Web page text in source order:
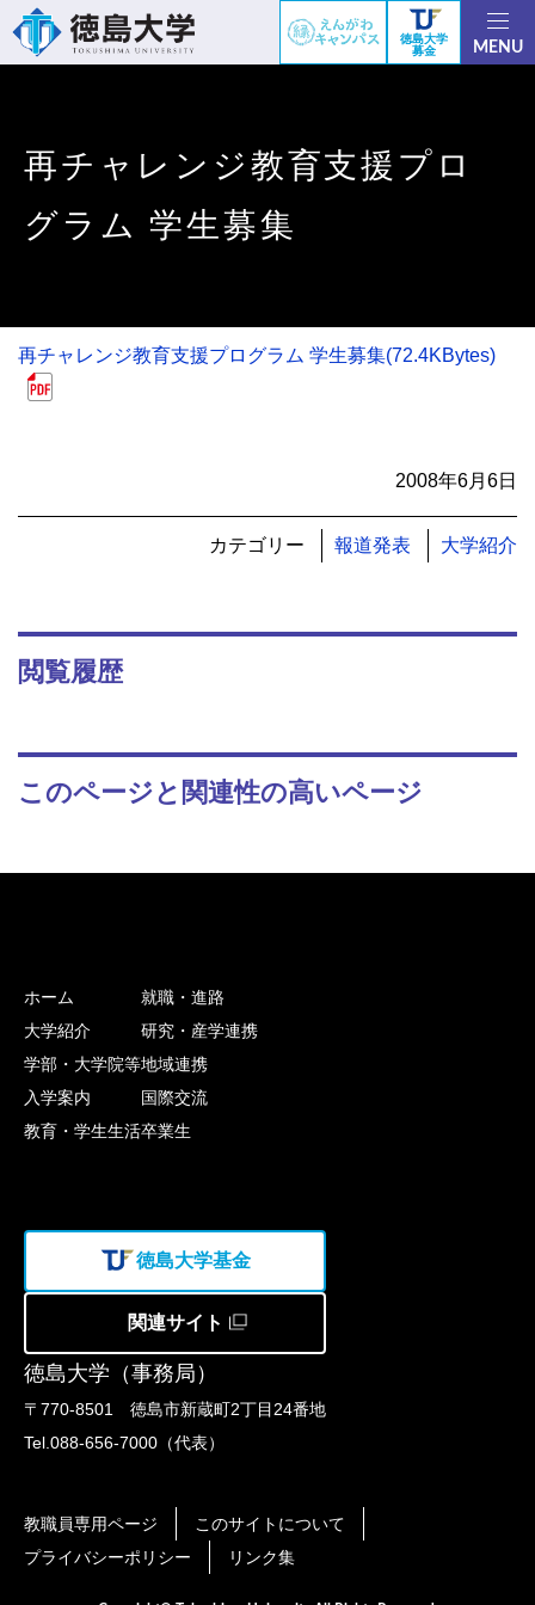
徳島大学
募金
MENU
再チャレンジ教育支援プロ
グラム 学生募集
再チャレンジ教育支援プログラム 学生募集(72.4KBytes)
2008年6月6日
カテゴリー 報道発表 大学紹介
閲覧履歴
このページと関連性の高いページ
徳島大学（事務局）
〒770-8501 徳島市新蔵町2丁目24番地
Tel.088-656-7000（代表）
ホーム
大学紹介
学部・大学院等
入学案内
教育・学生生活
就職・進路
研究・産学連携
地域連携
国際交流
卒業生
徳島大学基金
関連サイト
教職員専用ページ
このサイトについて
プライバシーポリシー
リンク集